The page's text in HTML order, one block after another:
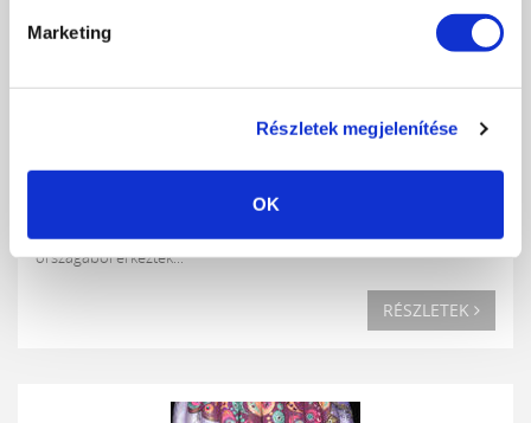
Marketing
Részletek megjelenítése
OK
BESZÁMOLÓ
Mesés díjakért küzdöttek a kvalifikált versenyzők Európa számos
országából érkeztek...
RÉSZLETEK